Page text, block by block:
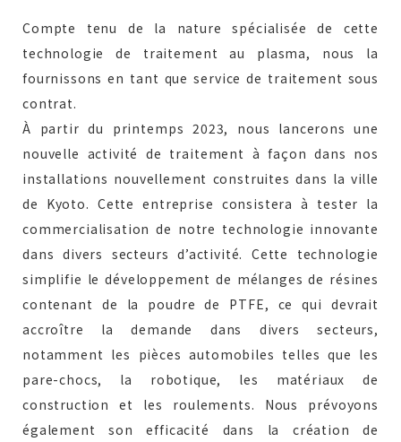
Compte tenu de la nature spécialisée de cette
technologie de traitement au plasma, nous la
fournissons en tant que service de traitement sous
contrat.
À partir du printemps 2023, nous lancerons une
nouvelle activité de traitement à façon dans nos
installations nouvellement construites dans la ville
de Kyoto. Cette entreprise consistera à tester la
commercialisation de notre technologie innovante
dans divers secteurs d’activité. Cette technologie
simplifie le développement de mélanges de résines
contenant de la poudre de PTFE, ce qui devrait
accroître la demande dans divers secteurs,
notamment les pièces automobiles telles que les
pare-chocs, la robotique, les matériaux de
construction et les roulements. Nous prévoyons
également son efficacité dans la création de